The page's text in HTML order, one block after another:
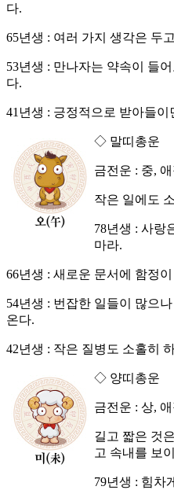
다.
65년생 : 여러 가지 생각은 두
53년생 : 만나자는 약속이 들
다.
41년생 : 긍정적으로 받아들이
◇ 말띠총운
금전운 : 중,
작은 일에도
78년생 : 사랑
마라.
66년생 : 새로운 문서에 함정
54년생 : 번잡한 일들이 많으
온다.
42년생 : 작은 질병도 소홀히
◇ 양띠총운
금전운 : 상,
길고 짧은 것
고 속내를 보
79년생 : 힘차